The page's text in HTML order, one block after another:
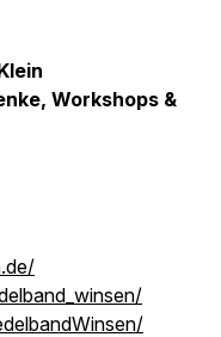
Workshops &